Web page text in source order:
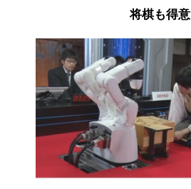
将棋も得意